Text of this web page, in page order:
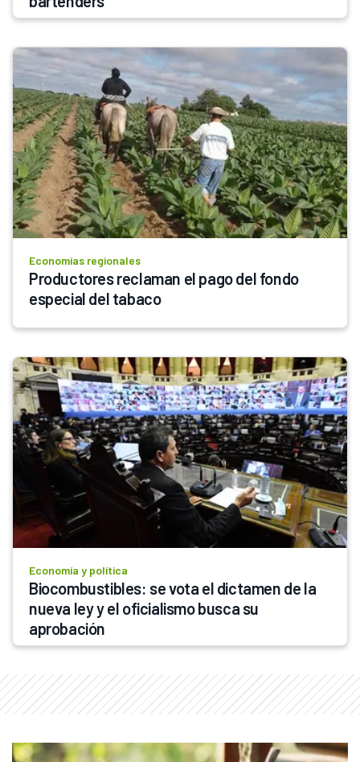
Economías regionales
Productores reclaman el pago del fondo
especial del tabaco
Economía y política
Biocombustibles: se vota el dictamen de la
nueva ley y el oficialismo busca su
aprobación